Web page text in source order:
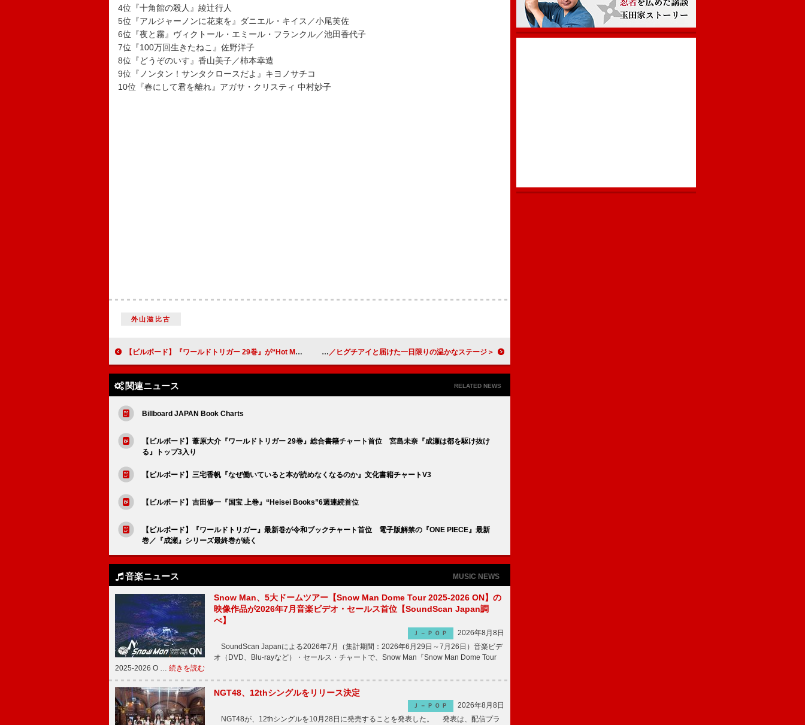
4位『十角館の殺人』綾辻行人
5位『アルジャーノンに花束を』ダニエル・キイス／小尾芙佐
6位『夜と霧』ヴィクトール・エミール・フランクル／池田香代子
7位『100万回生きたねこ』佐野洋子
8位『どうぞのいす』香山美子／柿本幸造
9位『ノンタン！サンタクロースだよ』キヨノサチコ
10位『春にして君を離れ』アガサ・クリスティ 中村妙子
外山滋比古
【ビルボード】『ワールドトリガー 29巻』が“Hot Manga”首位獲得 ＜ライブレポート＞ギタリストひぐちけい、コレサワ／東京女子流／のん／ヒグチアイと届けた一日限りの温かなステージ
関連ニュース RELATED NEWS
Billboard JAPAN Book Charts
【ビルボード】葦原大介『ワールドトリガー 29巻』総合書籍チャート首位 宮島未奈『成瀬は都を駆け抜け
る』トップ3入り
【ビルボード】三宅香帆『なぜ働いていると本が読めなくなるのか』文化書籍チャートV3
【ビルボード】吉田修一『国宝 上巻』“Heisei Books”6週連続首位
【ビルボード】『ワールドトリガー』最新巻が令和ブックチャート首位 電子版解禁の『ONE PIECE』最新
巻／『成瀬』シリーズ最終巻が続く
音楽ニュース MUSIC NEWS
Snow Man、5大ドームツアー【Snow Man Dome Tour 2025-2026 ON】の
映像作品が2026年7月音楽ビデオ・セールス首位【SoundScan Japan調
べ】
Ｊ－ＰＯＰ
2026年8月8日
SoundScan Japanによる2026年7月（集計期間：2026年6月29日～7月26日）音楽ビデ
オ（DVD、Blu-rayなど）・セールス・チャートで、Snow Man『Snow Man Dome Tour
2025-2026 O … 続きを読む
NGT48、12thシングルをリリース決定
Ｊ－ＰＯＰ
2026年8月8日
NGT48が、12thシングルを10月28日に発売することを発表した。 発表は、配信プラ